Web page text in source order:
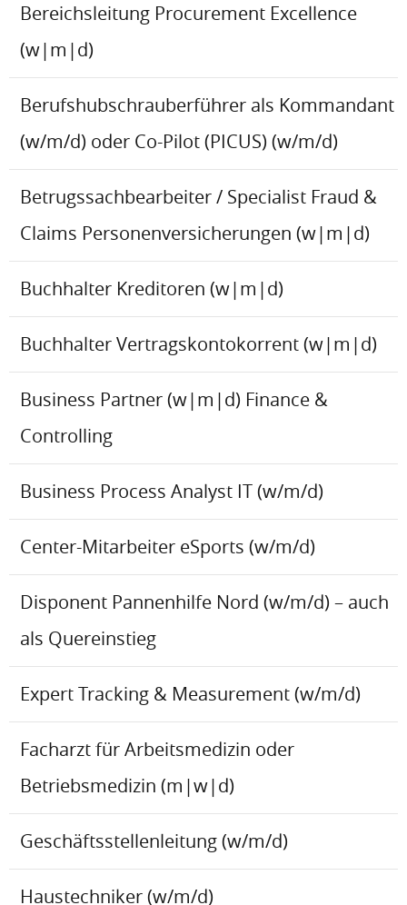
Bereichsleitung Procurement Excellence
(w|m|d)
Berufshubschrauberführer als Kommandant
(w/m/d) oder Co-Pilot (PICUS) (w/m/d)
Betrugssachbearbeiter / Specialist Fraud &
Claims Personenversicherungen (w|m|d)
Buchhalter Kreditoren (w|m|d)
Buchhalter Vertragskontokorrent (w|m|d)
Business Partner (w|m|d) Finance &
Controlling
Business Process Analyst IT (w/m/d)
Center-Mitarbeiter eSports (w/m/d)
Disponent Pannenhilfe Nord (w/m/d) – auch
als Quereinstieg
Expert Tracking & Measurement (w/m/d)
Facharzt für Arbeitsmedizin oder
Betriebsmedizin (m|w|d)
Geschäftsstellenleitung (w/m/d)
Haustechniker (w/m/d)